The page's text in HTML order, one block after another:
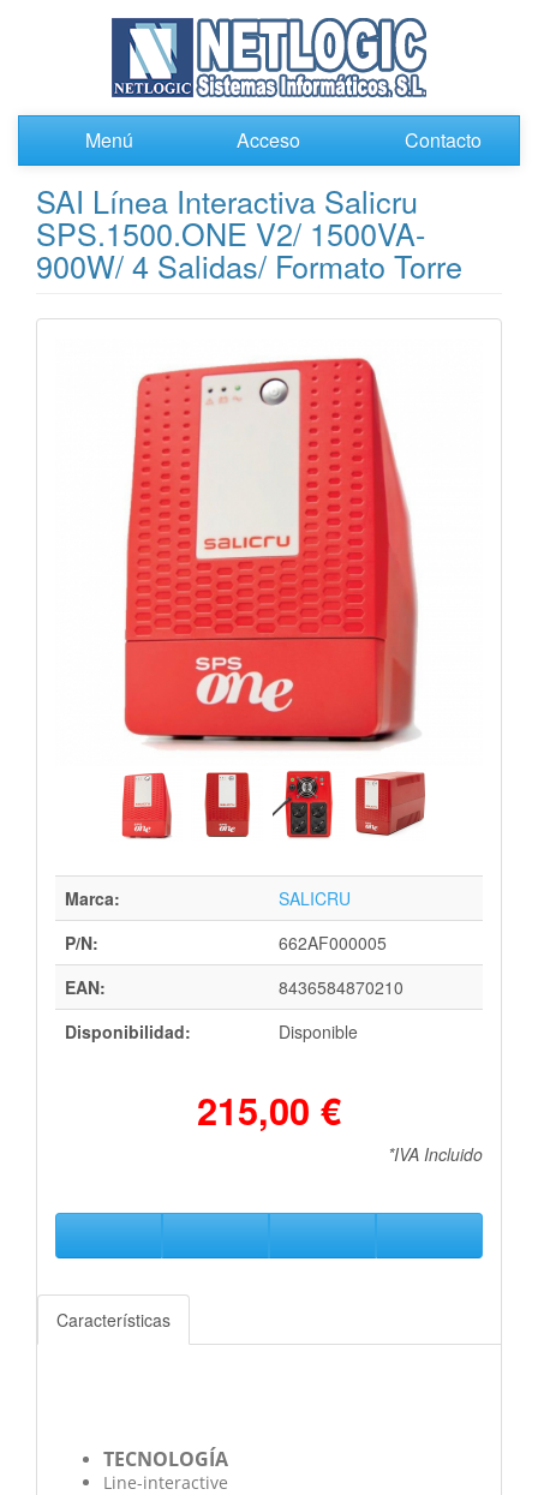
Menú Acceso Contacto
SAI Línea Interactiva Salicru
SPS.1500.ONE V2/ 1500VA-
900W/ 4 Salidas/ Formato Torre
Marca:
SALICRU
P/N:
662AF000005
EAN:
8436584870210
Disponibilidad:
Disponible
215,00 €
*IVA Incluido
Características
TECNOLOGÍA
Line-interactive